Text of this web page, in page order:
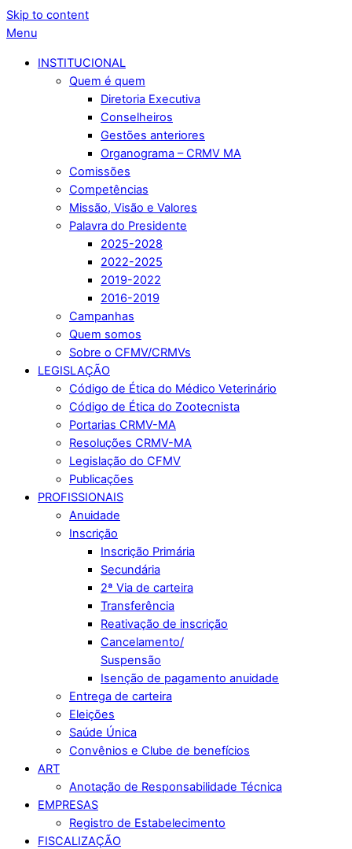
Skip to content
Menu
INSTITUCIONAL
Quem é quem
Diretoria Executiva
Conselheiros
Gestões anteriores
Organograma – CRMV MA
Comissões
Competências
Missão, Visão e Valores
Palavra do Presidente
2025-2028
2022-2025
2019-2022
2016-2019
Campanhas
Quem somos
Sobre o CFMV/CRMVs
LEGISLAÇÃO
Código de Ética do Médico Veterinário
Código de Ética do Zootecnista
Portarias CRMV-MA
Resoluções CRMV-MA
Legislação do CFMV
Publicações
PROFISSIONAIS
Anuidade
Inscrição
Inscrição Primária
Secundária
2ª Via de carteira
Transferência
Reativação de inscrição
Cancelamento/
Suspensão
Isenção de pagamento anuidade
Entrega de carteira
Eleições
Saúde Única
Convênios e Clube de benefícios
ART
Anotação de Responsabilidade Técnica
EMPRESAS
Registro de Estabelecimento
FISCALIZAÇÃO